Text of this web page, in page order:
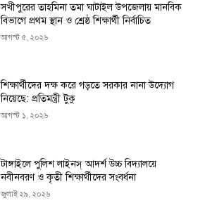
সখীপুরের তাহমিনা তমা ঘাটাইল উপজেলায় মানবিক
বিভাগে প্রথম স্থান ও শ্রেষ্ঠ শিক্ষার্থী নির্বাচিত
আগস্ট ৫, ২০২৬
শিক্ষার্থীদের দক্ষ করে গড়তে সরকার নানা উদ্যোগ
নিয়েছে: প্রতিমন্ত্রী টুকু
আগস্ট ১, ২০২৬
টাঙ্গাইলে পুলিশ লাইনস্ আদর্শ উচ্চ বিদ্যালয়ে
নবীনবরণ ও কৃতী শিক্ষার্থীদের সংবর্ধনা
জুলাই ২৯, ২০২৬